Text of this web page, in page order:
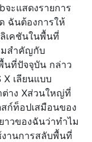
ะแสดงรายการ
ฉันต้องการให้
เคชันในพื้นที่
มสำคัญกับ
นที่ปัจจุบัน กล่าว
เลียนแบบ
าง Xส่วนใหญ่ที่
ก์ท็อปเสมือนของ
วของฉันว่าทำไม
านการสลับพื้นที่